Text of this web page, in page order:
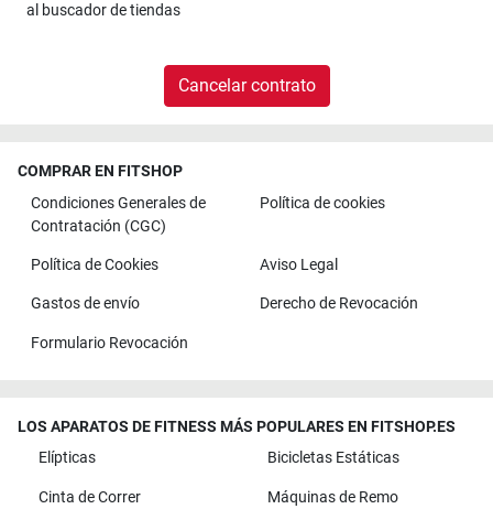
al buscador de tiendas
Cancelar contrato
COMPRAR EN FITSHOP
Condiciones Generales de
Contratación (CGC)
Política de cookies
Política de Cookies Aviso Legal
Gastos de envío Derecho de Revocación
Formulario Revocación
LOS APARATOS DE FITNESS MÁS POPULARES EN FITSHOP.ES
Elípticas
Bicicletas Estáticas
Cinta de Correr Máquinas de Remo